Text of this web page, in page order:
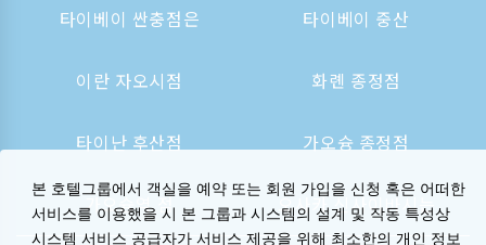
타이베이 싼충점은 타이베이 중산
이란 자오시점 화롄 종정점
타이난 후산점 가오슝 종정점
가오슝역 점 오사카 신사이바시는
본 호텔그룹에서 객실을 예약 또는 회원 가입을 신청 혹은 어떠한
서비스를 이용했을 시 본 그룹과 시스템의 설계 및 작동 특성상
시스템 서비스 공급자가 서비스 제공을 위해 최소한의 개인 정보